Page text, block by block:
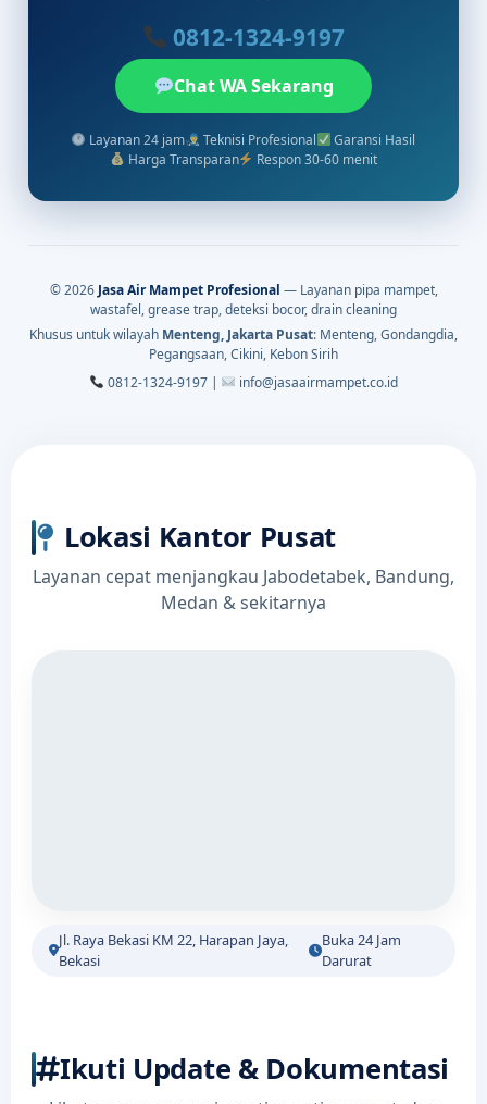
0812-1324-9197
Chat WA Sekarang
Layanan 24 jam Teknisi Profesional
Garansi Hasil
Harga Transparan
Respon 30-60 menit
© 2026 Jasa Air Mampet Profesional — Layanan pipa mampet,
wastafel, grease trap, deteksi bocor, drain cleaning
Khusus untuk wilayah Menteng, Jakarta Pusat: Menteng, Gondangdia,
Pegangsaan, Cikini, Kebon Sirih
0812-1324-9197 |
info@jasaairmampet.co.id
Lokasi Kantor Pusat
Layanan cepat menjangkau Jabodetabek, Bandung,
Medan & sekitarnya
Jl. Raya Bekasi KM 22, Harapan Jaya,
Bekasi
Buka 24 Jam
Darurat
Ikuti Update & Dokumentasi